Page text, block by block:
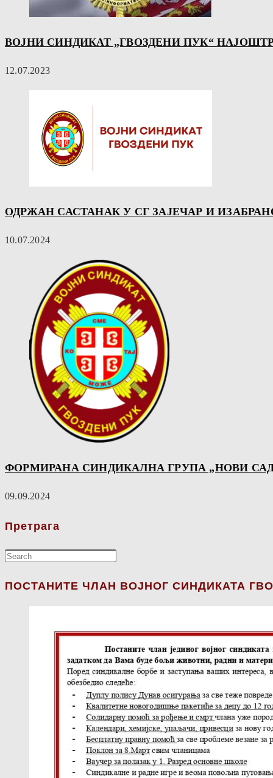
ВОЈНИ СИНДИКАТ „ГВОЗДЕНИ ПУК“
12.07.2023
ОДРЖАН САСТАНАК У СГ ЗАЈЕЧАР И
10.07.2024
ФОРМИРАНА СИНДИКАЛНА ГРУПА „НОВИ
09.09.2024
Претрага
ПОСТАНИТЕ ЧЛАН ВОЈНОГ СИНДИКАТА